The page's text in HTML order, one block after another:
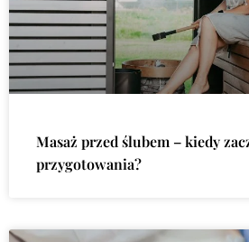
Masaż przed ślubem – kiedy
przygotowania?